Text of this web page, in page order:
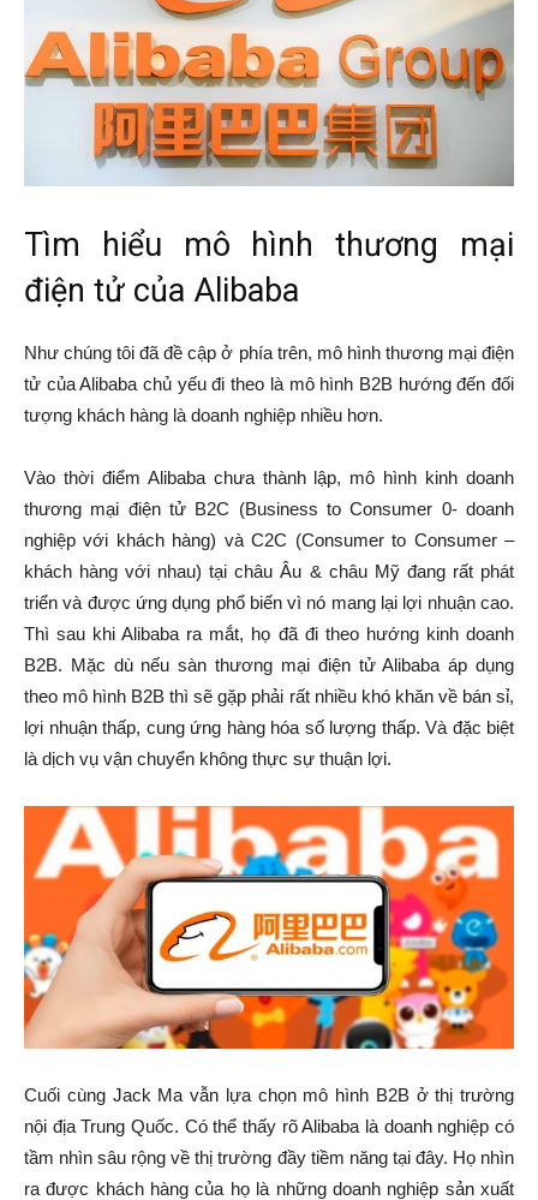
Tìm hiểu mô hình thương mại
điện tử của Alibaba
Như chúng tôi đã đề cập ở phía trên, mô hình thương mại điện
tử của Alibaba chủ yếu đi theo là mô hình B2B hướng đến đối
tượng khách hàng là doanh nghiệp nhiều hơn.
Vào thời điểm Alibaba chưa thành lập, mô hình kinh doanh
thương mại điện tử B2C (Business to Consumer 0- doanh
nghiệp với khách hàng) và C2C (Consumer to Consumer –
khách hàng với nhau) tại châu Âu & châu Mỹ đang rất phát
triển và được ứng dụng phổ biến vì nó mang lại lợi nhuận cao.
Thì sau khi Alibaba ra mắt, họ đã đi theo hướng kinh doanh
B2B. Mặc dù nếu sàn thương mại điện tử Alibaba áp dụng
theo mô hình B2B thì sẽ gặp phải rất nhiều khó khăn về bán sỉ,
lợi nhuận thấp, cung ứng hàng hóa số lượng thấp. Và đặc biệt
là dịch vụ vận chuyển không thực sự thuận lợi.
Cuối cùng Jack Ma vẫn lựa chọn mô hình B2B ở thị trường
nội địa Trung Quốc. Có thể thấy rõ Alibaba là doanh nghiệp có
tầm nhìn sâu rộng về thị trường đầy tiềm năng tại đây. Họ nhìn
ra được khách hàng của họ là những doanh nghiệp sản xuất